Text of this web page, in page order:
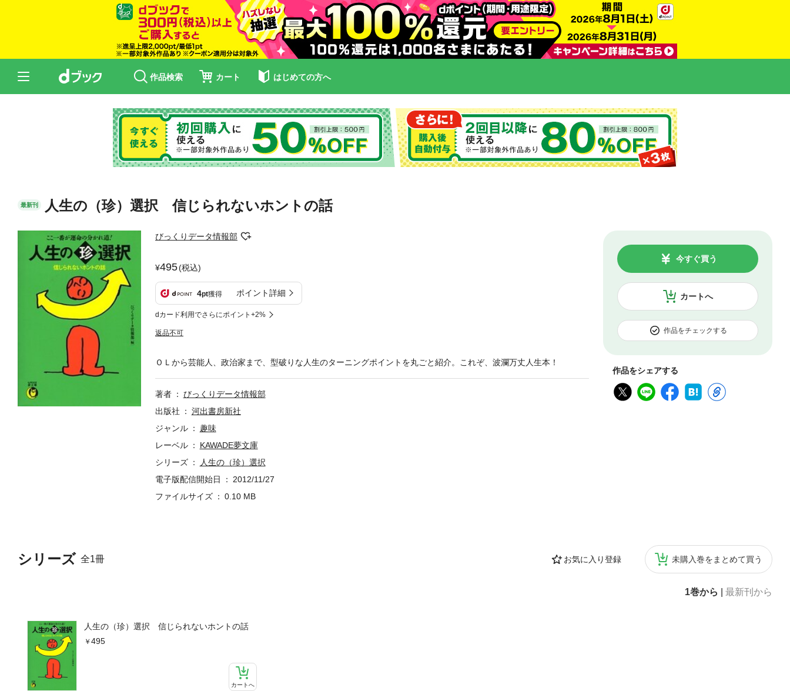
作品検索 カート はじめての方へ
最新刊 人生の（珍）選択 信じられないホントの話
びっくりデータ情報部
495(税込)
4pt獲得 ポイント詳細
dカード利用でさらにポイント+2%
返品不可
カートへ
今すぐ買う
作品をチェックする
作品をシェアする
シリーズ 全1冊 お気に入り登録 未購入巻をまとめて買う
1巻から 最新刊から
人生の（珍）選択 信じられないホントの話
495
カートへ
ＯＬから芸能人、政治家まで、型破りな人生のターニングポイントを丸ごと紹介。これぞ、波瀾万丈人生本！
著者
びっくりデータ情報部
出版社
河出書房新社
ジャンル
趣味
レーベル
KAWADE夢文庫
シリーズ
人生の（珍）選択
電子版配信開始日
2012/11/27
ファイルサイズ
0.10 MB